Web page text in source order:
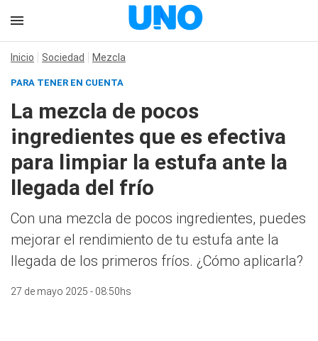
Inicio Sociedad Mezcla
PARA TENER EN CUENTA
La mezcla de pocos
ingredientes que es efectiva
para limpiar la estufa ante la
llegada del frío
Con una mezcla de pocos ingredientes, puedes
mejorar el rendimiento de tu estufa ante la
llegada de los primeros fríos. ¿Cómo aplicarla?
27 de mayo 2025 - 08:50hs